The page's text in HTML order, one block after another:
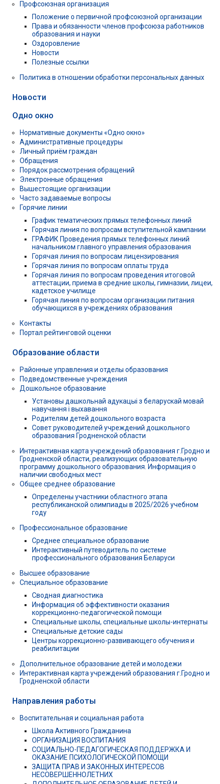
Профсоюзная организация
Положение о первичной профсоюзной организации
Права и обязанности членов профсоюза работников
образования и науки
Оздоровление
Новости
Полезные ссылки
Политика в отношении обработки персональных данных
Новости
Одно окно
Нормативные документы «Одно окно»
Административные процедуры
Личный приём граждан
Обращения
Порядок рассмотрения обращений
Электронные обращения
Вышестоящие организации
Часто задаваемые вопросы
Горячие линии
График тематических прямых телефонных линий
Горячая линия по вопросам вступительной кампании
ГРАФИК Проведения прямых телефонных линий
начальником главного управления образования
Горячая линия по вопросам лицензирования
Горячая линия по вопросам оплаты труда
Горячая линия по вопросам проведения итоговой
аттестации, приема в средние школы, гимназии, лицеи,
кадетское училище
Горячая линия по вопросам организации питания
обучающихся в учреждениях образования
Контакты
Портал рейтинговой оценки
Образование области
Районные управления и отделы образования
Подведомственные учреждения
Дошкольное образование
Установы дашкольнай адукацыі з беларускай мовай
навучання і выхавання
Родителям детей дошкольного возраста
Совет руководителей учреждений дошкольного
образования Гродненской области
Интерактивная карта учреждений образования г.Гродно и
Гродненской области, реализующих образовательную
программу дошкольного образования. Информация о
наличии свободных мест
Общее среднее образование
Определены участники областного этапа
республиканской олимпиады в 2025/2026 учебном
году
Профессиональное образование
Среднее специальное образование
Интерактивный путеводитель по системе
профессионального образования Беларуси
Высшее образование
Специальное образование
Сводная диагностика
Информация об эффективности оказания
коррекционно-педагогической помощи
Специальные школы, специальные школы-интернаты
Специальные детские сады
Центры коррекционно-развивающего обучения и
реабилитации
Дополнительное образование детей и молодежи
Интерактивная карта учреждений образования г.Гродно и
Гродненской области
Направления работы
Воспитательная и социальная работа
Школа Активного Гражданина
ОРГАНИЗАЦИЯ ВОСПИТАНИЯ
СОЦИАЛЬНО-ПЕДАГОГИЧЕСКАЯ ПОДДЕРЖКА И
ОКАЗАНИЕ ПСИХОЛОГИЧЕСКОЙ ПОМОЩИ
ЗАЩИТА ПРАВ И ЗАКОННЫХ ИНТЕРЕСОВ
НЕСОВЕРШЕННОЛЕТНИХ